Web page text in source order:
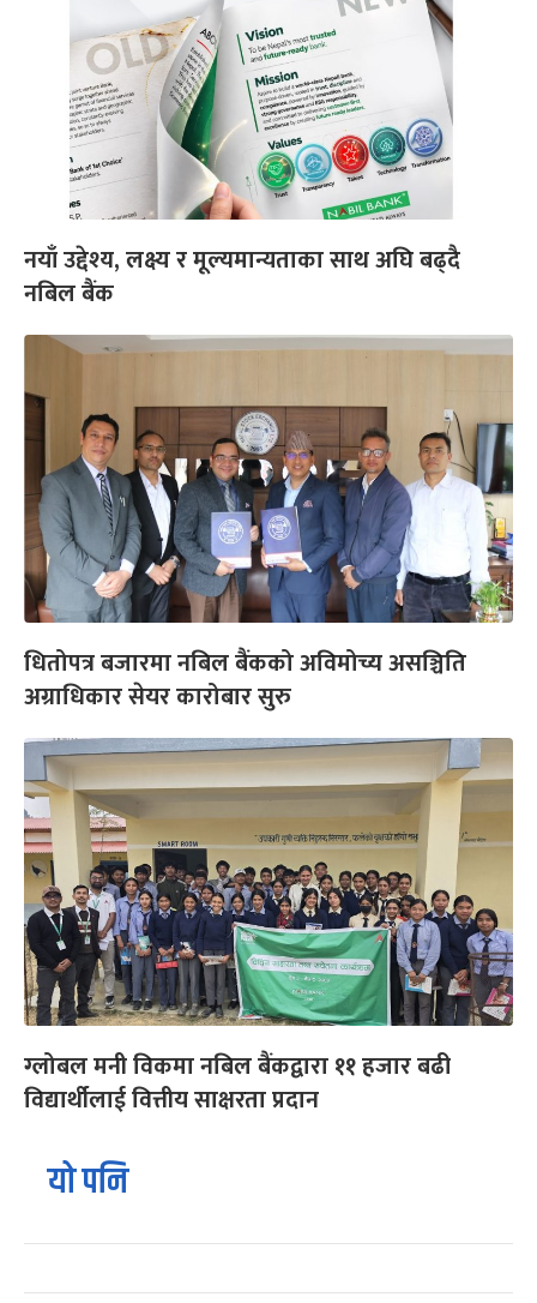
नयाँ उद्देश्य, लक्ष्य र मूल्यमान्यताका साथ अघि बढ्दै
नबिल बैंक
धितोपत्र बजारमा नबिल बैंकको अविमोच्य असञ्चिति
अग्राधिकार सेयर कारोबार सुरु
ग्लोबल मनी विकमा नबिल बैंकद्वारा ११ हजार बढी
विद्यार्थीलाई वित्तीय साक्षरता प्रदान
यो पनि